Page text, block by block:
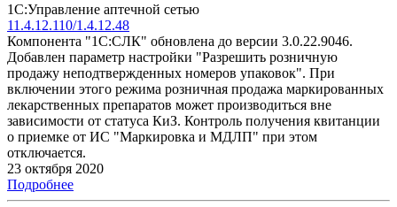
1С:Управление аптечной сетью
11.4.12.110/1.4.12.48
Компонента "1С:СЛК" обновлена до версии 3.0.22.9046.
Добавлен параметр настройки "Разрешить розничную
продажу неподтвержденных номеров упаковок". При
включении этого режима розничная продажа маркированных
лекарственных препаратов может производиться вне
зависимости от статуса КиЗ. Контроль получения квитанции
о приемке от ИС "Маркировка и МДЛП" при этом
отключается.
23 октября 2020
Подробнее